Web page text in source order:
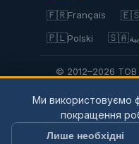
🇫🇷Français
🇵🇱Polski 🇸🇦
© 2012–2026 ТОВ
Privacy Policy
Використання
Доставка та
Ми використовуємо
покращення
Лише необхідні